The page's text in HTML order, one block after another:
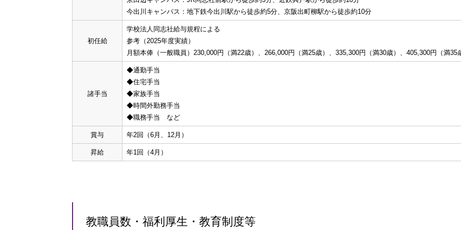
今出川キャンパス：地下鉄今出川駅から徒歩約5分、京阪出町柳駅から徒歩約10分
初任給
学校法人同志社給与規程による
参考（2025年度実績）
月額本俸（一般職員）230,000円（満22歳）、266,000円（満25歳）、335,300円（満30歳）、405,300円（満35
諸手当
◆通勤手当
◆住宅手当
◆家族手当
◆時間外勤務手当
◆職務手当 など
賞与 年2回（6月、12月）
昇給 年1回（4月）
教職員数・福利厚生・教育制度等